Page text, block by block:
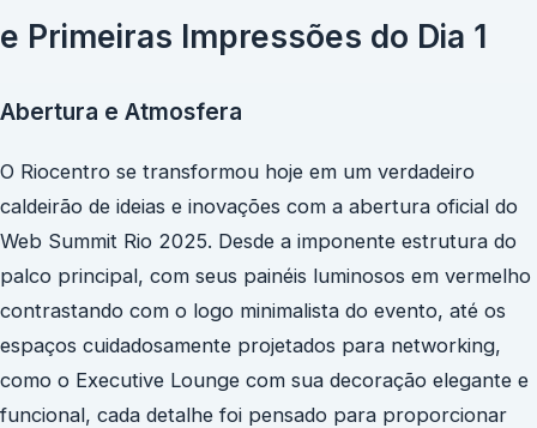
e Primeiras Impressões do Dia 1
Abertura e Atmosfera
O Riocentro se transformou hoje em um verdadeiro
caldeirão de ideias e inovações com a abertura oficial do
Web Summit Rio 2025. Desde a imponente estrutura do
palco principal, com seus painéis luminosos em vermelho
contrastando com o logo minimalista do evento, até os
espaços cuidadosamente projetados para networking,
como o Executive Lounge com sua decoração elegante e
funcional, cada detalhe foi pensado para proporcionar